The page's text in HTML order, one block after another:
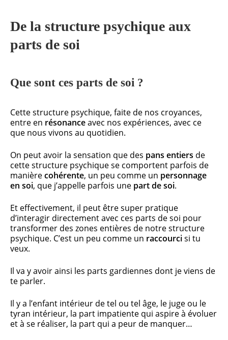
De la structure psychique aux
parts de soi
Que sont ces parts de soi ?
Cette structure psychique, faite de nos croyances,
entre en résonanceavec nos expériences, avec ce
que nous vivons au quotidien.
On peut avoir la sensation que des pans entiers de
cette structure psychique se comportent parfois de
manièrecohérente, un peu comme un personnage
en soi, que j’appelle parfois une part de soi.
Et effectivement, il peut être super pratique
d’interagir directement avec ces parts de soi pour
transformer des zones entières de notre structure
psychique. C’est un peu comme un raccourcisi tu
veux.
Il va y avoir ainsi les parts gardiennes dont je viens de
te parler.
Il y a l’enfant intérieur de tel ou tel âge, le juge ou le
tyran intérieur, la part impatiente qui aspire à évoluer
et à se réaliser, la part qui a peur de manquer…